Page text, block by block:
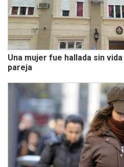
Una mujer fue hallada sin
pareja